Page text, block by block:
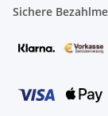
Sichere